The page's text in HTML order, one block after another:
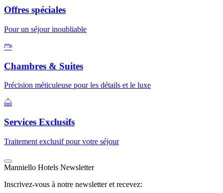
Offres spéciales
Pour un séjour inoubliable
Chambres & Suites
Précision méticuleuse pour les détails et le luxe
Services Exclusifs
Traitement exclusif pour votre séjour
Manniello Hotels Newsletter
Inscrivez-vous à notre newsletter et recevez: